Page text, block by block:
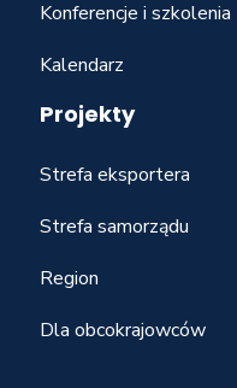
Konferencje i szkolenia
Kalendarz
Projekty
Strefa eksportera
Strefa samorządu
Region
Dla obcokrajowców